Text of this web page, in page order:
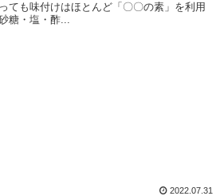
ても味付けはほとんど「〇〇の素」を利用
糖・塩・酢...
2022.07.31